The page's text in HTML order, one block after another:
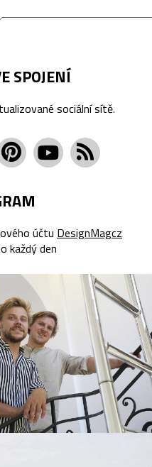
SPOJENÍ
sociální sítě.
účtu DesignMagcz
každý den